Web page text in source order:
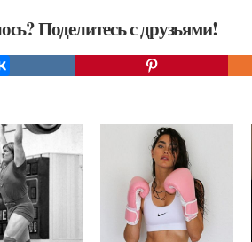
Поделитесь с друзьями!